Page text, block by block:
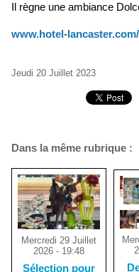
Il règne une ambiance
www.hotel-
Jeudi 20 Juillet 2023
Dans la même rubrique :
Mercredi 29 Juillet
2026 - 19:48
Sélection pour